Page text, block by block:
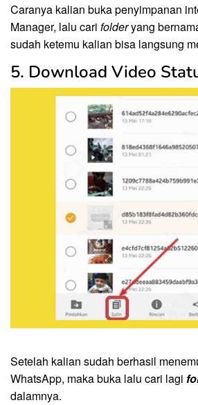
Caranya kalian buka penyimpanan
Manager, lalu cari folderyang
sudah ketemu kalian bisa langsung
5. Download Video
Setelah kalian sudah berhasil
WhatsApp, maka buka lalu cari lagi
dalamnya.